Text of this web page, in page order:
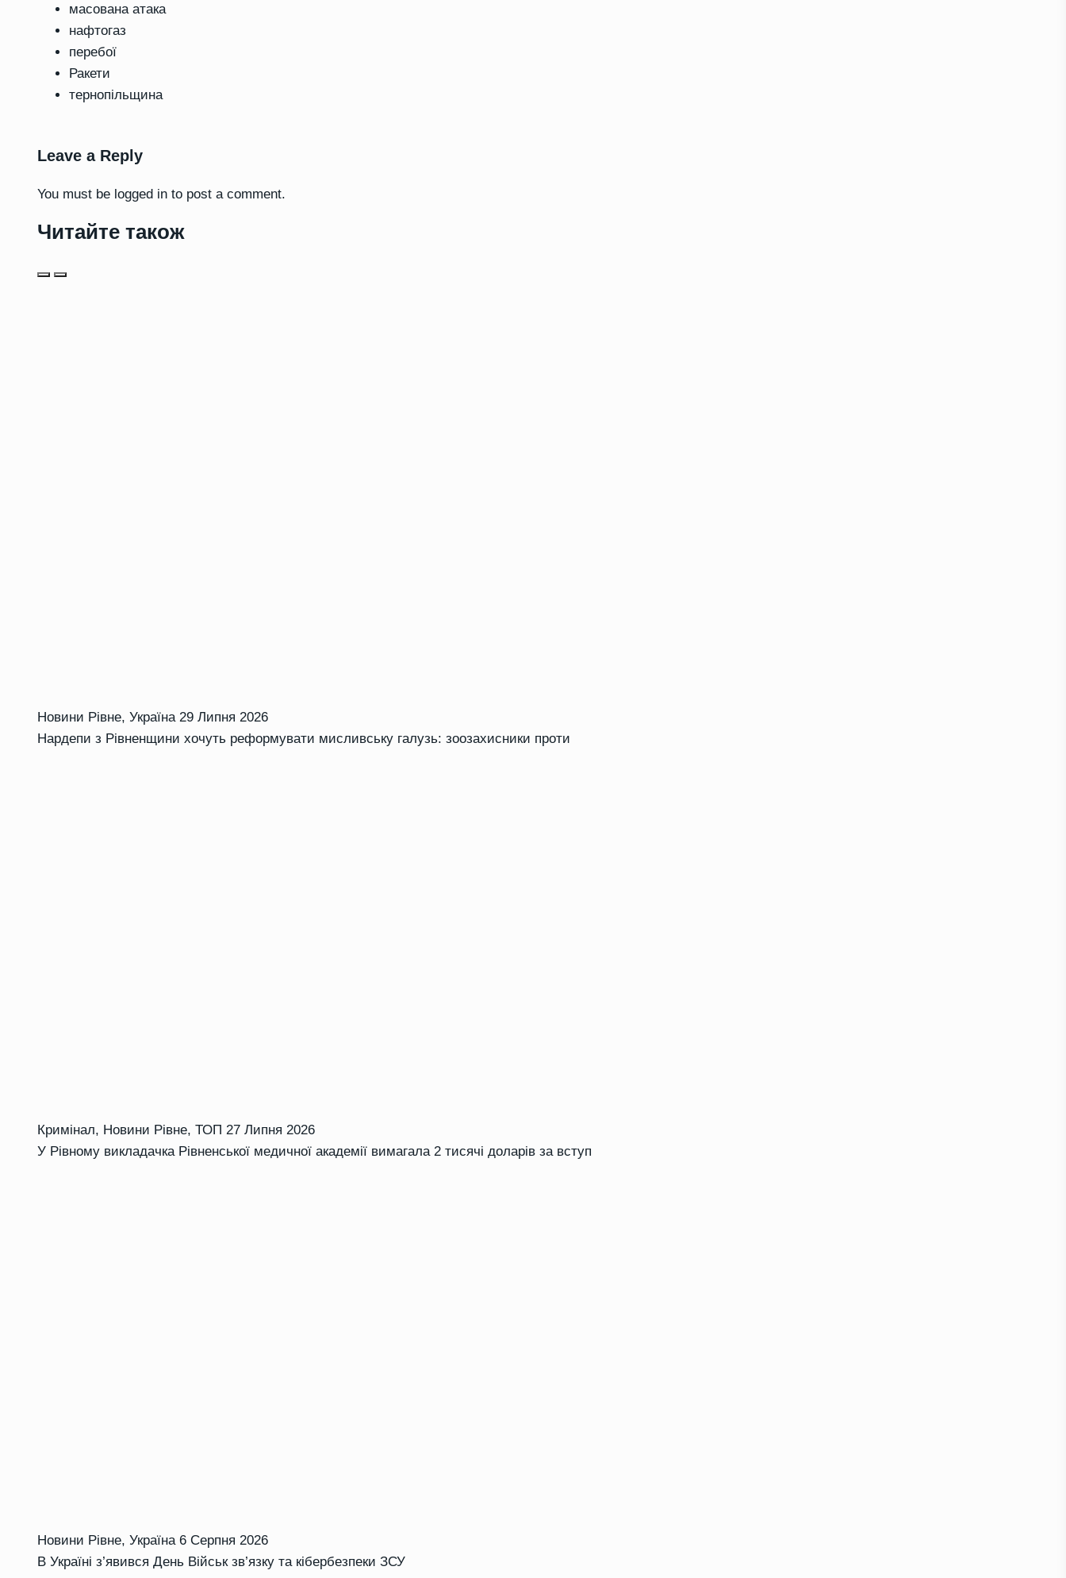
масована атака
нафтогаз
перебої
Ракети
тернопільщина
Leave a Reply
You must be logged in to post a comment.
Читайте також
Новини Рівне, Україна 29 Липня 2026
Нардепи з Рівненщини хочуть реформувати мисливську галузь: зоозахисники проти
Кримінал, Новини Рівне, ТОП 27 Липня 2026
У Рівному викладачка Рівненської медичної академії вимагала 2 тисячі доларів за вступ
Новини Рівне, Україна 6 Серпня 2026
В Україні з’явився День Військ зв’язку та кібербезпеки ЗСУ